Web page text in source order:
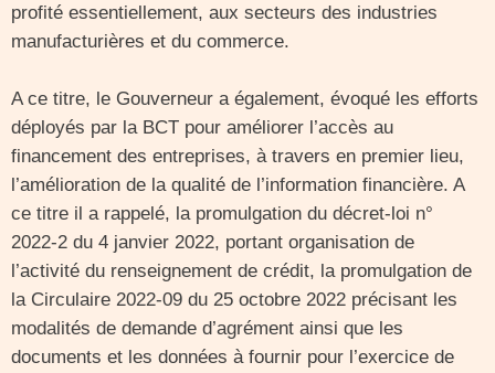
profité essentiellement, aux secteurs des industries
manufacturières et du commerce.
A ce titre, le Gouverneur a également, évoqué les efforts
déployés par la BCT pour améliorer l’accès au
financement des entreprises, à travers en premier lieu,
l’amélioration de la qualité de l’information financière. A
ce titre il a rappelé, la promulgation du décret-loi n°
2022-2 du 4 janvier 2022, portant organisation de
l’activité du renseignement de crédit, la promulgation de
la Circulaire 2022-09 du 25 octobre 2022 précisant les
modalités de demande d’agrément ainsi que les
documents et les données à fournir pour l’exercice de